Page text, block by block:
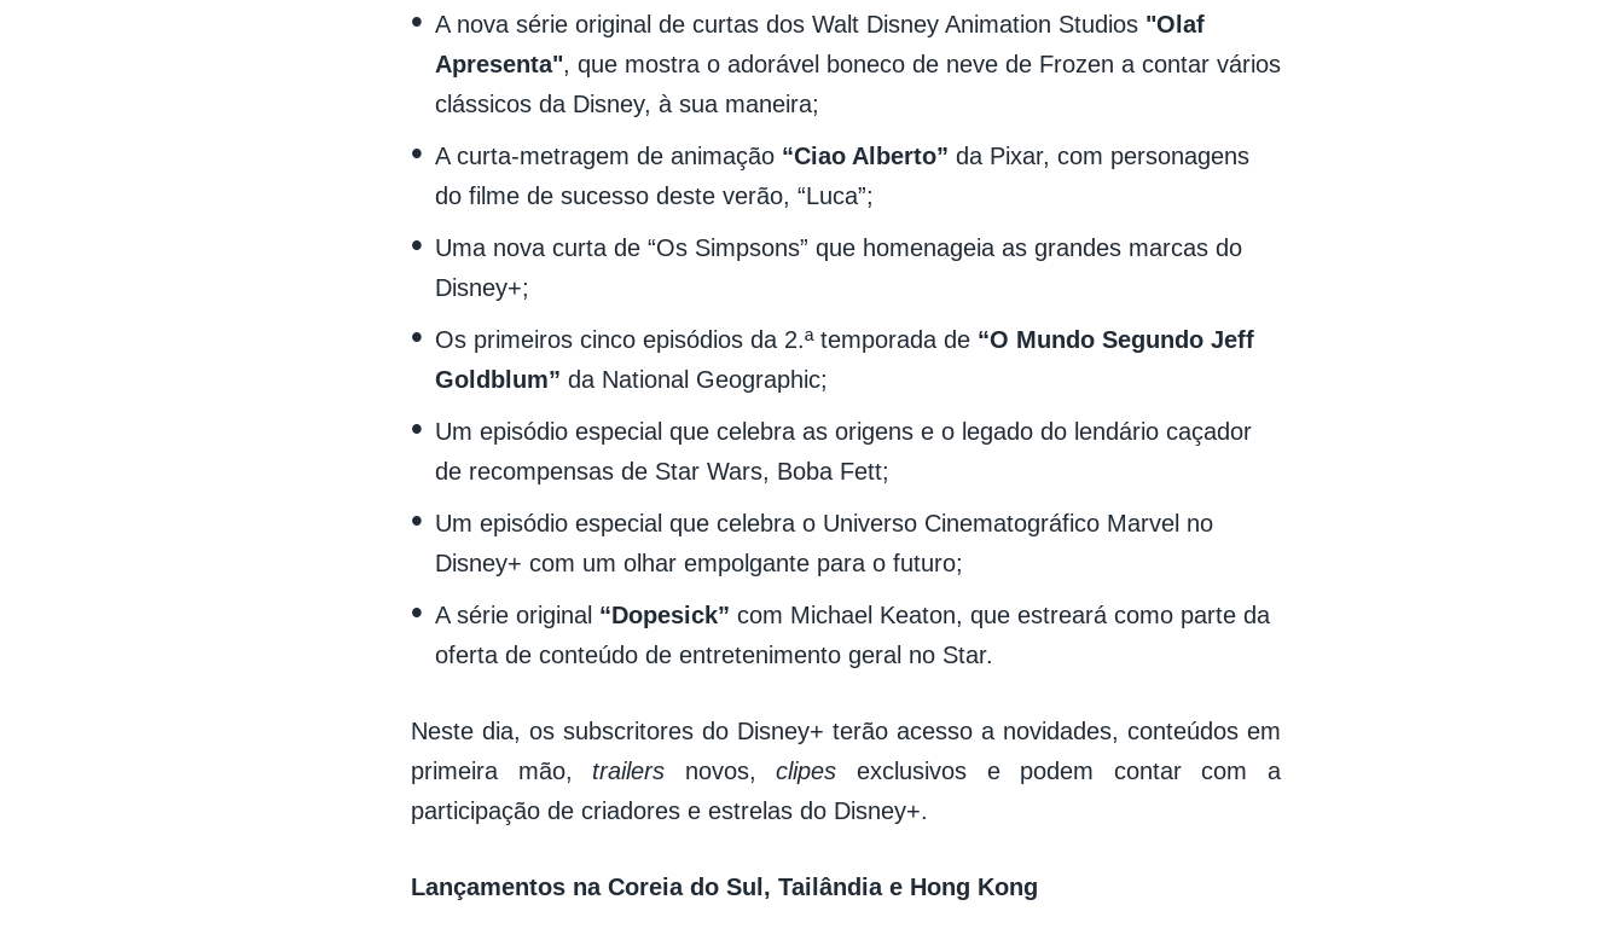
A nova série original de curtas dos Walt Disney Animation Studios "Olaf
Apresenta", que mostra o adorável boneco de neve de Frozen a contar vários
clássicos da Disney, à sua maneira;
A curta-metragem de animação “Ciao Alberto” da Pixar, com personagens
do filme de sucesso deste verão, “Luca”;
Uma nova curta de “Os Simpsons” que homenageia as grandes marcas do
Disney+;
Os primeiros cinco episódios da 2.ª temporada de “O Mundo Segundo Jeff
Goldblum” da National Geographic;
Um episódio especial que celebra as origens e o legado do lendário caçador
de recompensas de Star Wars, Boba Fett;
Um episódio especial que celebra o Universo Cinematográfico Marvel no
Disney+ com um olhar empolgante para o futuro;
A série original “Dopesick” com Michael Keaton, que estreará como parte da
oferta de conteúdo de entretenimento geral no Star.
Neste dia, os subscritores do Disney+ terão acesso a novidades, conteúdos em
primeira mão, trailers novos,clipes exclusivos e podem contar com a
participação de criadores e estrelas do Disney+.
Lançamentos na Coreia do Sul, Tailândia e Hong Kong